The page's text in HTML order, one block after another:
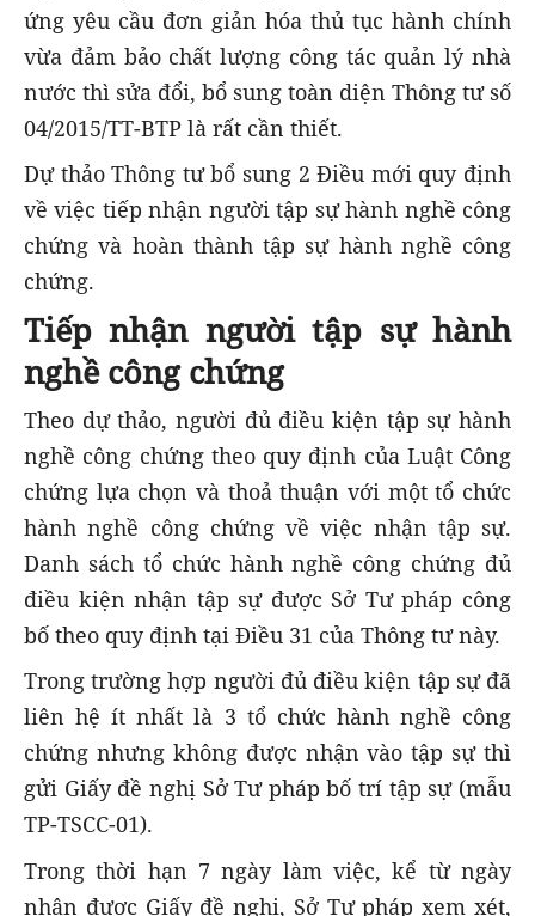
ứng yêu cầu đơn giản hóa thủ tục hành chính
vừa đảm bảo chất lượng công tác quản lý nhà
nước thì sửa đổi, bổ sung toàn diện Thông tư số
04/2015/TT-BTP là rất cần thiết.
Dự thảo Thông tư bổ sung 2 Điều mới quy định
về việc tiếp nhận người tập sự hành nghề công
chứng và hoàn thành tập sự hành nghề công
chứng.
Tiếp nhận người tập sự hành
nghề công chứng
Theo dự thảo, người đủ điều kiện tập sự hành
nghề công chứng theo quy định của Luật Công
chứng lựa chọn và thoả thuận với một tổ chức
hành nghề công chứng về việc nhận tập sự.
Danh sách tổ chức hành nghề công chứng đủ
điều kiện nhận tập sự được Sở Tư pháp công
bố theo quy định tại Điều 31 của Thông tư này.
Trong trường hợp người đủ điều kiện tập sự đã
liên hệ ít nhất là 3 tổ chức hành nghề công
chứng nhưng không được nhận vào tập sự thì
gửi Giấy đề nghị Sở Tư pháp bố trí tập sự (mẫu
TP-TSCC-01).
Trong thời hạn 7 ngày làm việc, kể từ ngày
nhận được Giấy đề nghị, Sở Tư pháp xem xét,